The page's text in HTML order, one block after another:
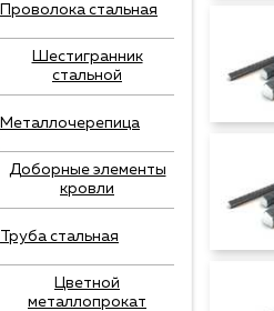
Проволока стальная
Шестигранник
стальной
Металлочерепица
Доборные элементы
кровли
Труба стальная
Цветной
металлопрокат